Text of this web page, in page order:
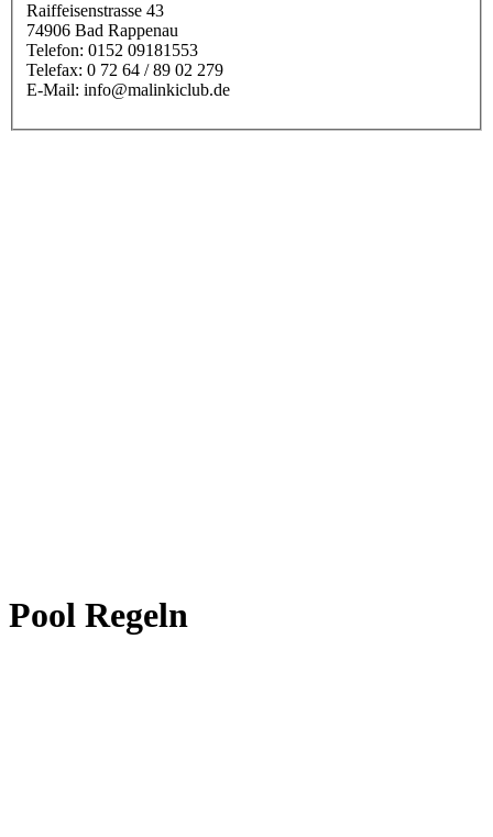
Raiffeisenstrasse 43
74906 Bad Rappenau
Telefon: 0152 09181553
Telefax: 0 72 64 / 89 02 279
E-Mail: info@malinkiclub.de
Pool Regeln